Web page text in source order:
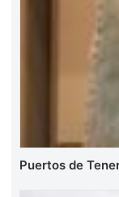
Puertos de